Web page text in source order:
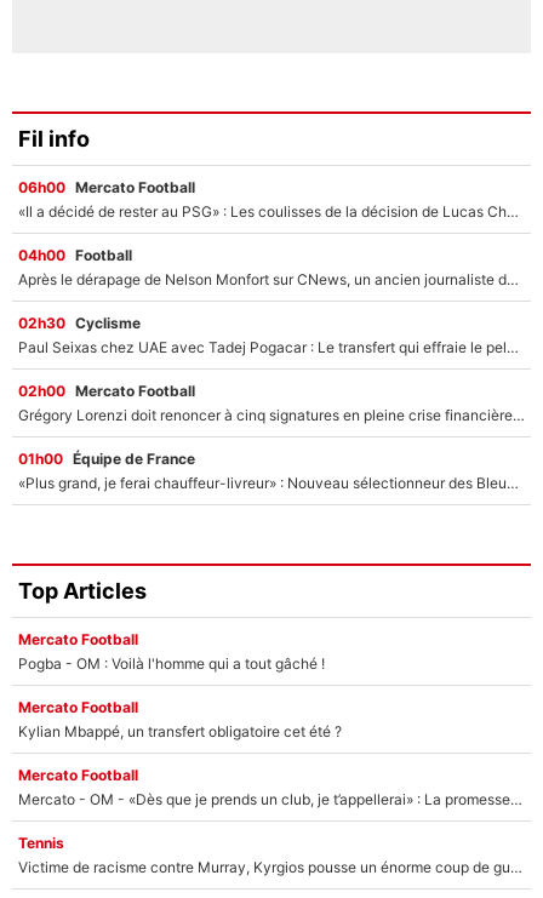
Fil info
06h00 Mercato Football
«Il a décidé de rester au PSG» : Les coulisses de la décision de Lucas Chevalier pour son transfert
04h00 Football
Après le dérapage de Nelson Monfort sur CNews, un ancien journaliste de France Télévisions relance la polémique sur les incendies en Gironde
02h30 Cyclisme
Paul Seixas chez UAE avec Tadej Pogacar : Le transfert qui effraie le peloton, «c’est la pire des choses qui puisse arriver»
02h00 Mercato Football
Grégory Lorenzi doit renoncer à cinq signatures en pleine crise financière : L’IA propose sept noms à l’OM pour un mercato réussi... à seulement 5M€ !
01h00 Équipe de France
«Plus grand, je ferai chauffeur-livreur» : Nouveau sélectionneur des Bleus, Zinédine Zidane s’était imaginé un avenir très différent lorsqu'il était enfant
Top Articles
Mercato Football
Pogba - OM : Voilà l'homme qui a tout gâché !
Mercato Football
Kylian Mbappé, un transfert obligatoire cet été ?
Mercato Football
Mercato - OM - «Dès que je prends un club, je t’appellerai» : La promesse de Marcelino au moment de claquer la porte
Tennis
Victime de racisme contre Murray, Kyrgios pousse un énorme coup de gueule !